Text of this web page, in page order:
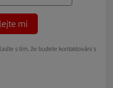
mi
s tím, že budete kontaktováni s